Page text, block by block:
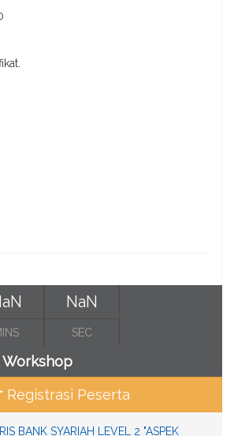
NaN
SEC
Workshop
Registrasi Peserta
BANK SYARIAH LEVEL 2 "ASPEK